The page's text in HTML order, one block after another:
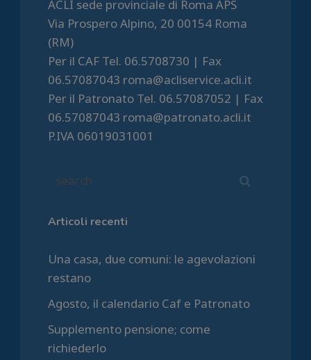
ACLI sede provinciale di Roma APS
Via Prospero Alpino, 20 00154 Roma
(RM)
Per il CAF Tel. 06.5708730 | Fax
06.57087043 roma@acliservice.acli.it
Per il Patronato Tel. 06.57087052 | Fax
06.57087043 roma@patronato.acli.it
P.IVA 06019031001
Articoli recenti
Una casa, due comuni: le agevolazioni
restano
Agosto, il calendario Caf e Patronato
Supplemento pensione; come
richiederlo